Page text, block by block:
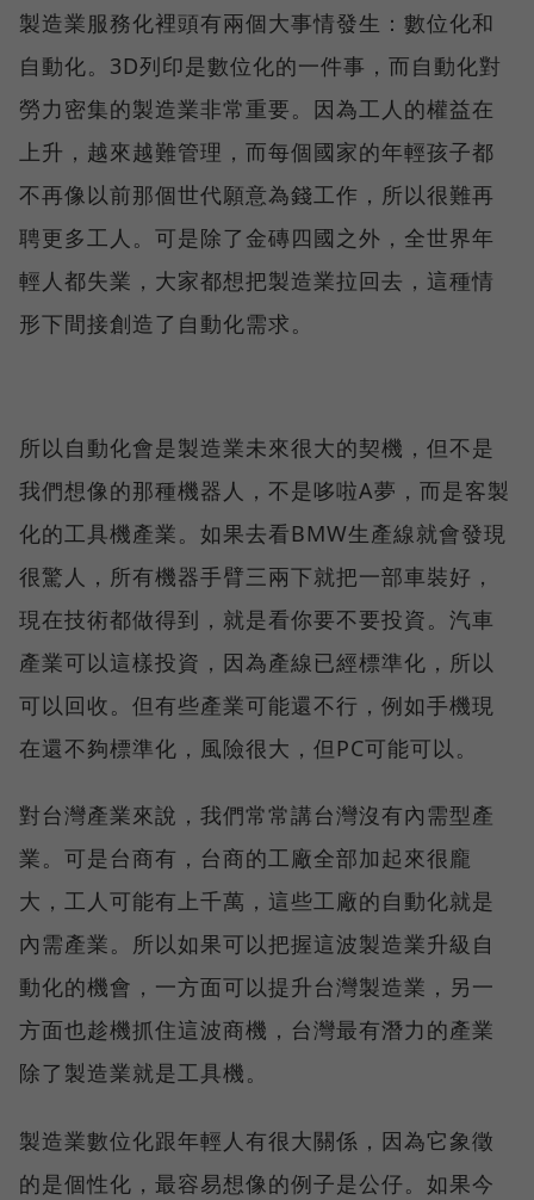
製造業服務化裡頭有兩個大事情發生：數位化和
自動化。3D列印是數位化的一件事，而自動化對
勞力密集的製造業非常重要。因為工人的權益在
上升，越來越難管理，而每個國家的年輕孩子都
不再像以前那個世代願意為錢工作，所以很難再
聘更多工人。可是除了金磚四國之外，全世界年
輕人都失業，大家都想把製造業拉回去，這種情
形下間接創造了自動化需求。
所以自動化會是製造業未來很大的契機，但不是
我們想像的那種機器人，不是哆啦A夢，而是客製
化的工具機產業。如果去看BMW生產線就會發現
很驚人，所有機器手臂三兩下就把一部車裝好，
現在技術都做得到，就是看你要不要投資。汽車
產業可以這樣投資，因為產線已經標準化，所以
可以回收。但有些產業可能還不行，例如手機現
在還不夠標準化，風險很大，但PC可能可以。
對台灣產業來說，我們常常講台灣沒有內需型產
業。可是台商有，台商的工廠全部加起來很龐
大，工人可能有上千萬，這些工廠的自動化就是
內需產業。所以如果可以把握這波製造業升級自
動化的機會，一方面可以提升台灣製造業，另一
方面也趁機抓住這波商機，台灣最有潛力的產業
除了製造業就是工具機。
製造業數位化跟年輕人有很大關係，因為它象徵
的是個性化，最容易想像的例子是公仔。如果今